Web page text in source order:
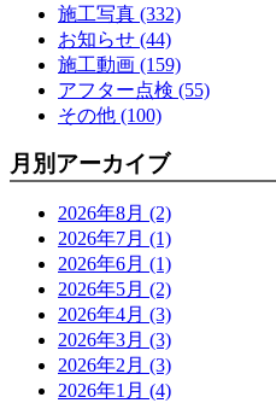
施工写真 (332)
お知らせ (44)
施工動画 (159)
アフター点検 (55)
その他 (100)
月別アーカイブ
2026年8月 (2)
2026年7月 (1)
2026年6月 (1)
2026年5月 (2)
2026年4月 (3)
2026年3月 (3)
2026年2月 (3)
2026年1月 (4)